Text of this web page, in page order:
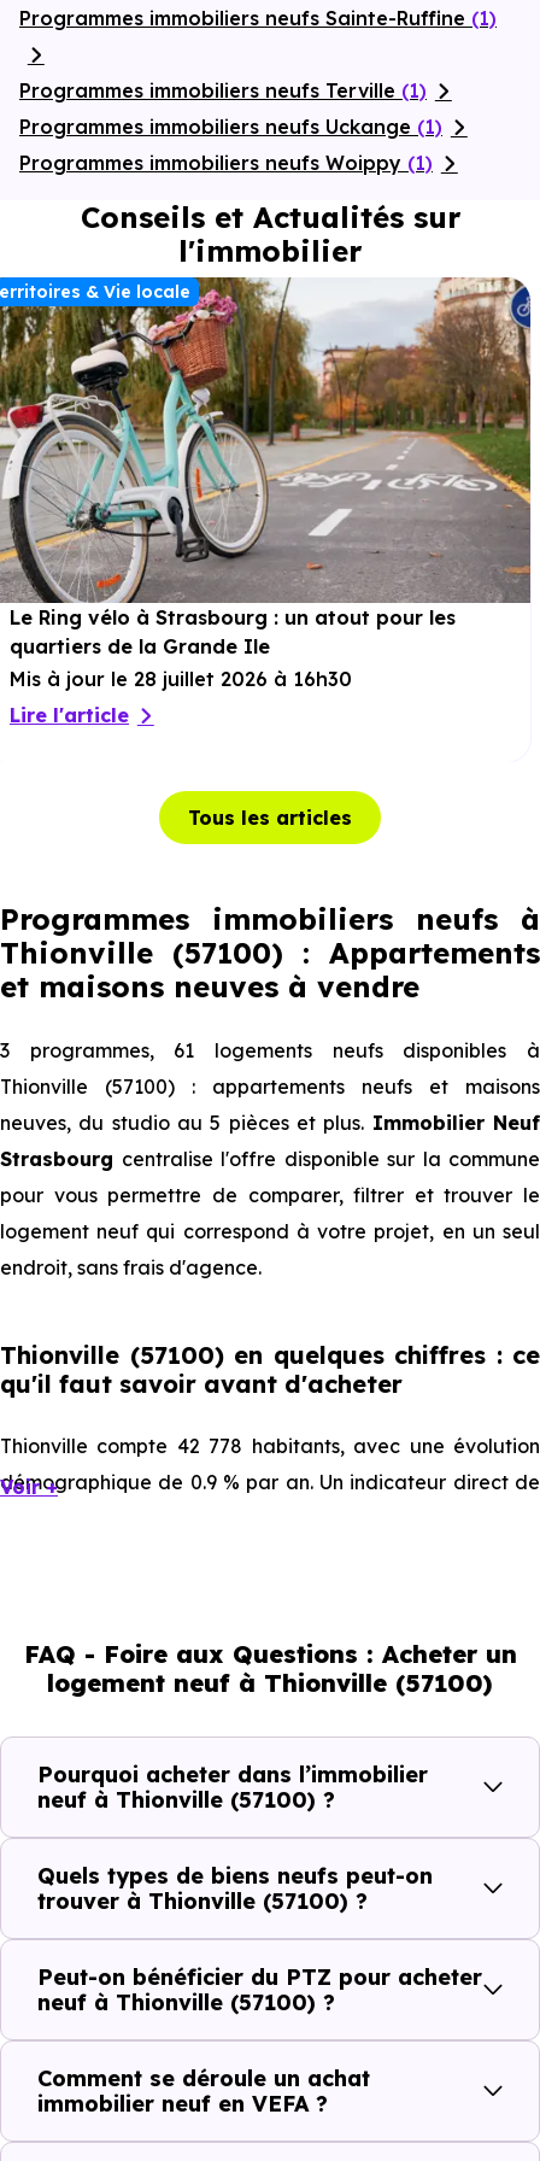
Programmes immobiliers neufs Sainte-Ruffine (1)
Programmes immobiliers neufs Terville (1)
Programmes immobiliers neufs Uckange (1)
Programmes immobiliers neufs Woippy (1)
Conseils et Actualités sur
l'immobilier
& Vie locale
Le Ring vélo à Strasbourg : un atout pour les
quartiers de la Grande Ile
Mis à jour le 28 juillet 2026 à 16h30
Lire l'article
Tous les articles
Programmes immobiliers neufs à
Thionville (57100) : Appartements
et maisons neuves à vendre
3 programmes, 61 logements neufs disponibles à
Thionville (57100) : appartements neufs et maisons
neuves, du studio au 5 pièces et plus. Immobilier Neuf
Strasbourg centralise l'offre disponible sur la commune
pour vous permettre de comparer, filtrer et trouver le
logement neuf qui correspond à votre projet, en un seul
endroit, sans frais d'agence.
Thionville (57100) en quelques chiffres : ce
qu'il faut savoir avant d'acheter
Thionville compte 42 778 habitants, avec une évolution
démographique de 0.9 % par an. Un indicateur direct de
démographique qui renseigne directement sur la
demande locative locale et les typologies de biens les
plus recherchées.
Côté cadre de vie, Thionville (57100) dispose de 204
commerces, 236 professions médicales et 40
établissements scolaires. Des équipements du quotidien
qui constituent autant d'arguments concrets pour habiter
ou investir dans la commune.
Combien coûte un logement à Thionville
(57100) ?
C'est souvent la première question. Voici les repères de
prix à connaître pour un achat immobilier à Thionville
Voir +
FAQ - Foire aux Questions : Acheter un
logement neuf à Thionville (57100)
Pourquoi acheter dans l’immobilier
neuf à Thionville (57100) ?
Quels types de biens neufs peut-on
trouver à Thionville (57100) ?
Peut-on bénéficier du PTZ pour acheter
neuf à Thionville (57100) ?
Comment se déroule un achat
immobilier neuf en VEFA ?